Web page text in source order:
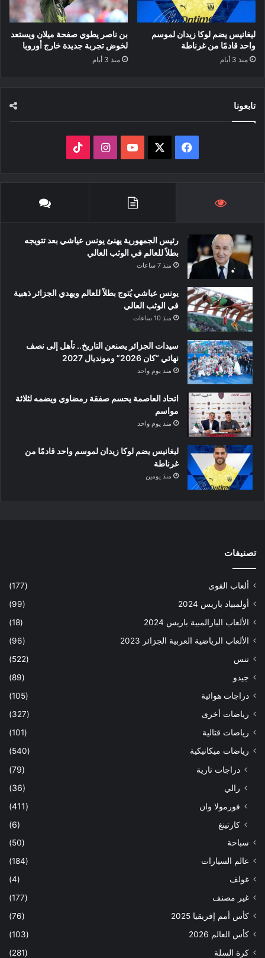
ليغانيس يضم لوكا زيدان لموسم
واحد قادمًا من غرناطة
منذ 3 أيام
بن ناصر يطوي صفحة ميلان ويستعد
لخوض تجربة جديدة خارج أوروبا
منذ 3 أيام
تابعونا
فيسبوك ‫YouTubeانستقرام
رئيس الجمهورية يهنئ يونس عياشي بعد تتويجه
بطلاً للعالم في الوثب العالي
منذ 7 ساعات
يونس عياشي يُتوج بطلاً للعالم ويهدي الجزائر ذهبية
في الوثب العالي
منذ 10 ساعات
سيدات الجزائر يصنعن التاريخ.. تأهل إلى نصف
نهائي “كان 2026” ومونديال 2027
منذ يوم واحد
اتحاد العاصمة يحسم صفقة رمضاوي ويضمه لثلاثة
مواسم
منذ يوم واحد
ليغانيس يضم لوكا زيدان لموسم واحد قادمًا من
غرناطة
منذ يومين
تصنيفات
ألعاب القوى
(177)
أولمبياد باريس 2024
(99)
الألعاب البارالمبية باريس 2024
(18)
الألعاب الرياضية العربية الجزائر 2023
(96)
تنس
(522)
جيدو
(89)
دراجات هوائية
(105)
رياضات أخرى
(327)
رياضات قتالية
(101)
رياضات ميكانيكية
(540)
دراجات نارية
(79)
رالي
(36)
فورمولا وان
(411)
كارتينغ
(6)
سباحة
(50)
عالم السيارات
(184)
غولف
(4)
غير مصنف
(177)
كأس أمم إفريقيا 2025
(76)
كأس العالم 2026
(103)
كرة السلة
(281)